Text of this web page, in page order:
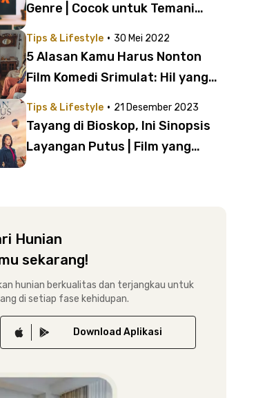
Genre | Cocok untuk Temani
Tips & Lifestyle · 30 Mei 2022
5 Alasan Kamu Harus Nonton
Film Komedi Srimulat: Hil yang
Tips & Lifestyle · 21 Desember 2023
Tayang di Bioskop, Ini Sinopsis
Layangan Putus | Film yang
Hunian
sekarang!
hunian berkualitas dan terjangkau untuk
di setiap fase kehidupan.
Download Aplikasi